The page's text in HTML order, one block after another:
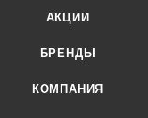
АКЦИИ
БРЕНДЫ
КОМПАНИЯ